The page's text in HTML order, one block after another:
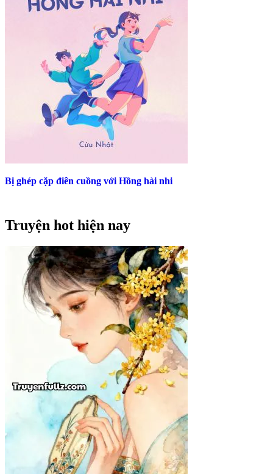
Bị ghép cặp điên cuồng với Hồng hài nhi
Truyện hot hiện nay